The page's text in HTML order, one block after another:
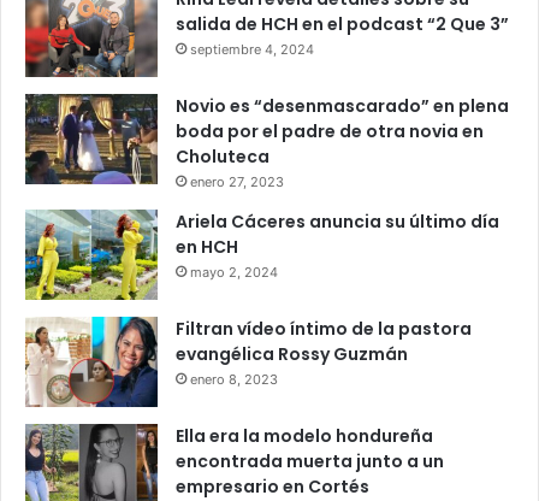
salida de HCH en el podcast “2 Que 3”
septiembre 4, 2024
Novio es “desenmascarado” en plena
boda por el padre de otra novia en
Choluteca
enero 27, 2023
Ariela Cáceres anuncia su último día
en HCH
mayo 2, 2024
Filtran vídeo íntimo de la pastora
evangélica Rossy Guzmán
enero 8, 2023
Ella era la modelo hondureña
encontrada muerta junto a un
empresario en Cortés